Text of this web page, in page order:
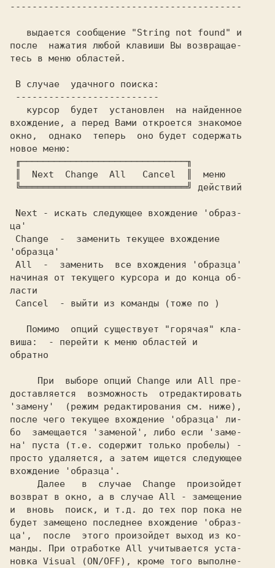
------------------------------------------
после  нажатия любой клавиши Вы возвращае-
тесь в меню областей.
вхождение, а перед Вами откроется знакомое
окно,  однако  теперь  оно будет содержать
новое меню:
ца'
'образца'
начиная от текущего курсора и до конца об-
ласти
Cancel  - выйти из команды (тоже по
)
виша:
- перейти к меню областей и
обратно
доставляется  возможность  отредактировать
'замену'  (режим редактирования см. ниже),
после чего текущее вхождение 'образца' ли-
бо  замещается 'заменой', либо если 'заме-
на' пуста (т.е. содержит только пробелы) -
просто удаляется, а затем ищется следующее
вхождение 'образца'.
возврат в окно, а в случае All - замещение
и  вновь  поиск, и т.д. до тех пор пока не
будет замещено последнее вхождение 'образ-
ца',  после  этого произойдет выход из ко-
манды. При отработке All учитывается уста-
новка Visual (ON/OFF), кроме того выполне-